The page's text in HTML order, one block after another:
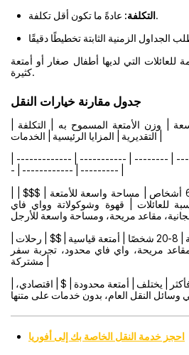
التكلفة:عادةً ما تكون أقل تكلفة.
للعائلات التي لديها أطفال صغار أو أمتعة
كثيرة.
جدول مقارنة خيارات النقل
| ------------- | ----------- | -------- |
- | ------------ | --------- |
| 1.5-2 ساعة | 2-6 أشخاص | مساحة واسعة للأمتعة | $$$ |
للعائلات | قهوة وشوكولاتة وواي فاي
| 2-2.5+ ساعة | 8-20 شخصًا | أمتعة قياسية | $$ | رحلات
مقاعد مريحة، واي فاي محدود، تجربة سفر
فأكثر | يختلف | أمتعة محدودة | $ | اقتصادي،
احجز خدمة النقل الخاصة بك إلى أفوريا